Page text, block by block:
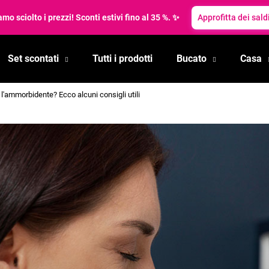
sciolto i prezzi! Sconti estivi fino al 35 %. ✨ Approfitta dei
Set scontati Tutti i prodotti Bucato Casa
Ecco alcuni consigli utili
Cosa state cercando?
Si consiglia di